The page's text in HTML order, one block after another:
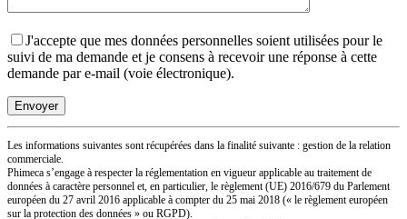
J'accepte que mes données personnelles soient utilisées pour le
suivi de ma demande et je consens à recevoir une réponse à cette
demande par e-mail (voie électronique).
Les informations suivantes sont récupérées dans la finalité suivante : gestion de la relation
commerciale.
Phimeca s’engage à respecter la réglementation en vigueur applicable au traitement de
données à caractère personnel et, en particulier, le règlement (UE) 2016/679 du Parlement
européen du 27 avril 2016 applicable à compter du 25 mai 2018 (« le règlement européen
sur la protection des données » ou RGPD).